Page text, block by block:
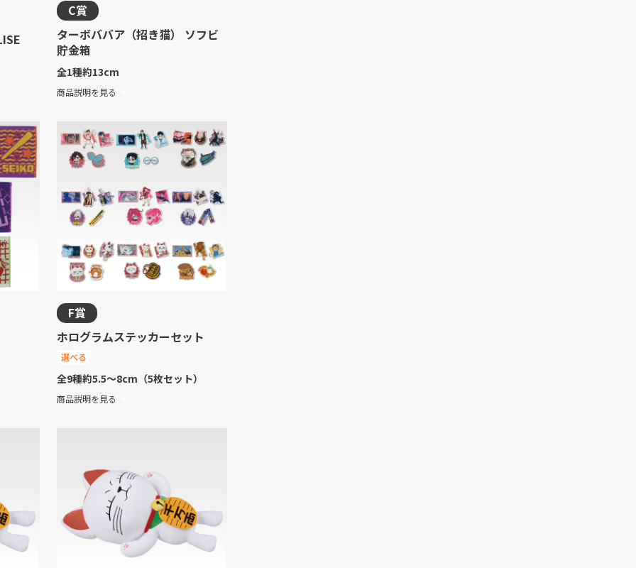
C賞
ターボババア（招き猫） ソフビ
貯金箱
全1種約13cm
商品説明を見る
F賞
ホログラムステッカーセット
選べる
全9種約5.5～8cm（5枚セット）
商品説明を見る